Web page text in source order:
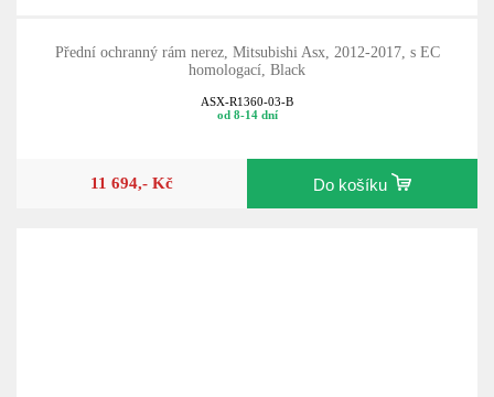
Přední ochranný rám nerez, Mitsubishi Asx, 2012-2017, s EC
homologací, Black
ASX-R1360-03-B
od 8-14 dní
11 694,- Kč Do košíku